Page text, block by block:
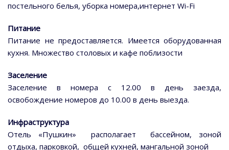
постельного белья, уборка номера,интернет Wi-Fi
Питание
Питание не предоставляется. Имеется оборудованная
кухня. Множество столовых и кафе поблизости
Заселение
Заселение в номера с 12.00 в день заезда,
освобождение номеров до 10.00 в день выезда.
Инфраструктура
Отель «Пушкин» располагает бассейном, зоной
отдыха, парковкой, общей кухней, мангальной зоной